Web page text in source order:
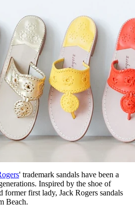
' trademark sandals have been a
Inspired by the shoe of
former first lady, Jack Rogers sandals
Beach.